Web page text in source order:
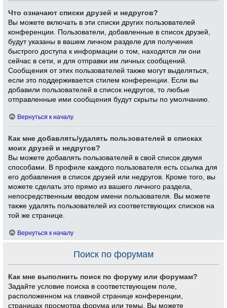
Что означают списки друзей и недругов?
Вы можете включать в эти списки других пользователей
конференции. Пользователи, добавленные в список друзей,
будут указаны в вашем личном разделе для получения
быстрого доступа к информации о том, находятся ли они
сейчас в сети, и для отправки им личных сообщений.
Сообщения от этих пользователей также могут выделяться,
если это поддерживается стилем конференции. Если вы
добавили пользователей в список недругов, то любые
отправленные ими сообщения будут скрыты по умолчанию.
Вернуться к началу
Как мне добавлять/удалять пользователей в списках
моих друзей и недругов?
Вы можете добавлять пользователей в свой список двумя
способами. В профиле каждого пользователя есть ссылка для
его добавления в список друзей или недругов. Кроме того, вы
можете сделать это прямо из вашего личного раздела,
непосредственным вводом имени пользователя. Вы можете
также удалять пользователей из соответствующих списков на
той же странице.
Вернуться к началу
Поиск по форумам
Как мне выполнить поиск по форуму или форумам?
Задайте условие поиска в соответствующем поле,
расположенном на главной странице конференции,
страницах просмотра форума или темы. Вы можете